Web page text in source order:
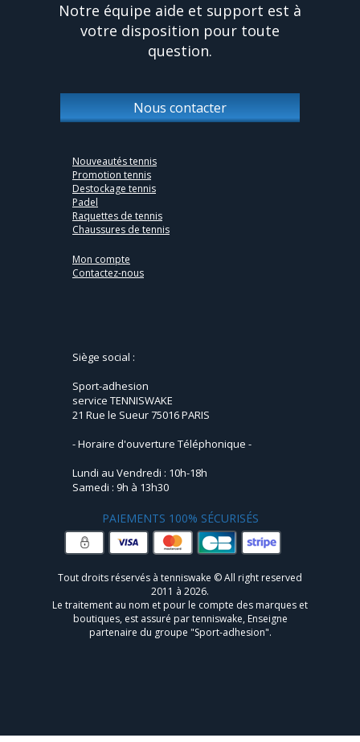
Notre équipe aide et support est à
votre disposition pour toute
question.
Nous contacter
Nouveautés tennis
Promotion tennis
Destockage tennis
Padel
Raquettes de tennis
Chaussures de tennis
Mon compte
Contactez-nous
Siège social :
Sport-adhesion
service TENNISWAKE
21 Rue le Sueur 75016 PARIS
- Horaire d'ouverture Téléphonique -
Lundi au Vendredi : 10h-18h
Samedi : 9h à 13h30
PAIEMENTS 100% SÉCURISÉS
Tout droits réservés à tenniswake © All right reserved
2011 à 2026.
Le traitement au nom et pour le compte des marques et
boutiques, est assuré par tenniswake, Enseigne
partenaire du groupe "Sport-adhesion".